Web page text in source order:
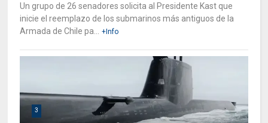
Un grupo de 26 senadores solicita al Presidente Kast que
inicie el reemplazo de los submarinos más antiguos de la
Armada de Chile pa...
+Info
3